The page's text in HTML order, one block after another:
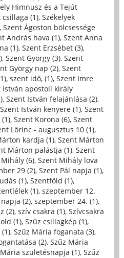
Himnusz és a Tejút
csillaga (1), Székelyek
Szent Ágoston bölcsessége
András hava (1), Szent Anna
(1), Szent Erzsébet (3),
, Szent György (3), Szent
György nap (2), Szent
, szent idő, (1), Szent Imre
István apostoli király
, Szent István felajánlása (2),
Szent István kenyere (1), Szent
, Szent Korona (6), Szent
Lőrinc - augusztus 10 (1),
kardja (1), Szent Márton
Márton palástja (1), Szent
(6), Szent Mihály lova
29 (2), Szent Pál napja (1),
(1), Szentföld (1),
(1), szeptember 12.
(2), szeptember 24. (1),
(2), szív csakra (1), Szívcsakra
(1), Szűz csillagkép (1),
, Szűz Mária foganata (3),
(2), Szűz Mária
születésnapja (1), Szűz